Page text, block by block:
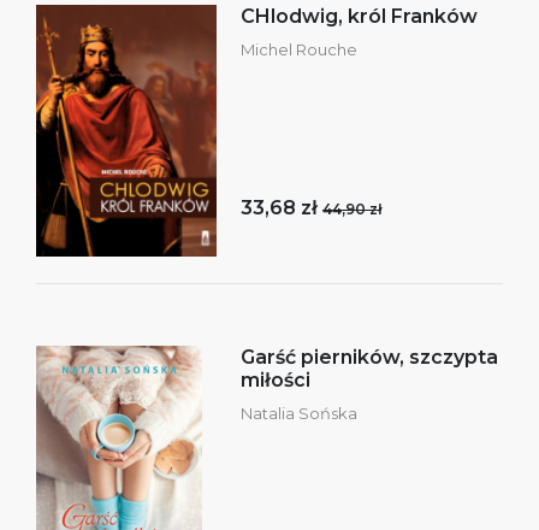
CHlodwig, król Franków
Michel Rouche
33,68 zł 44,90 zł
Garść pierników, szczypta
miłości
Natalia Sońska